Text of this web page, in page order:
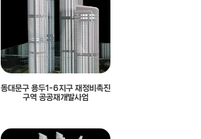
동대문구 용두1-6지구 재정비촉진
구역 공공재개발사업